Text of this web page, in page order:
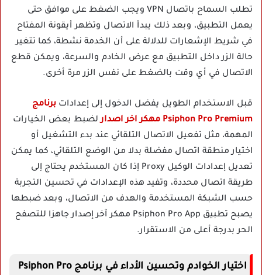
تطلب السماح باتصال VPN ويجب الضغط على موافق حتى
يعمل التطبيق، وبعد ذلك يبدأ الاتصال وتظهر أيقونة المفتاح
في شريط الإشعارات للدلالة على أن الخدمة نشطة، كما تتغير
حالة الزر داخل التطبيق مع عرض الخادم والسرعة، ويمكن قطع
الاتصال في أي وقت بالضغط على نفس الزر مرة أخرى.
قبل الاستخدام الطويل يفضل الدخول إلى إعدادات برنامج
Psiphon Pro Premium مهكر اخر اصدار
لضبط بعض الخيارات
المهمة، مثل تفعيل الاتصال التلقائي عند بدء التشغيل أو
اختيار منطقة اتصال مفضلة بدلا من الوضع التلقائي، كما يمكن
تعديل إعدادات الوكيل Proxy إذا كان المستخدم يحتاج إلى
طريقة اتصال محددة، وتفيد هذه الإعدادات في تحسين التجربة
حسب الشبكة المستخدمة والهدف من الاتصال، وبعد ضبطها
يصبح تطبيق Psiphon Pro App مهكر آخر إصدار جاهزا للتصفح
الحر بدرجة أعلى من الاستقرار.
اختيار الخوادم وتحسين الأداء في برنامج Psiphon Pro